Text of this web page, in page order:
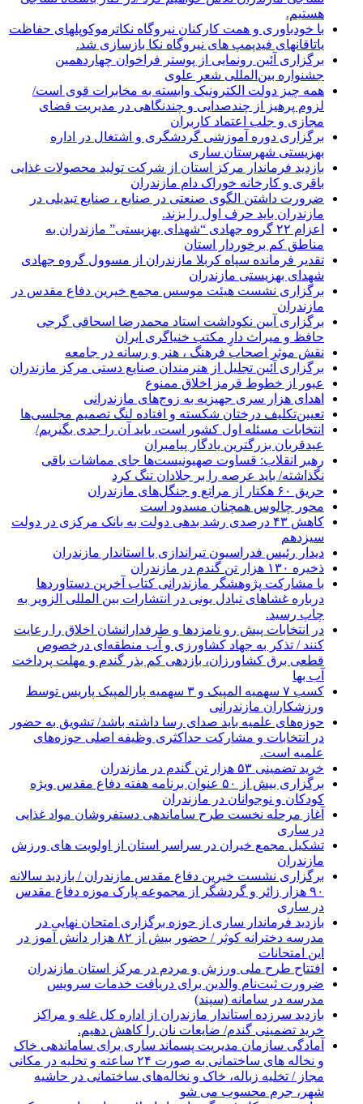
هستیم.
با خودباوری و همت کارکنان نیروگاه نکاترموکوپلهای حفاظت
یاتاقانهای فیدپمپ های نیروگاه نکا بازسازی شد.
برگزاری آئین رونمایی از پوستر فراخوان چهاردهمین
جشنواره بین‌المللی شعر علوی
همه چیز دولت الکترونیک وابسته به مخابرات قوی است/
لزوم پرهیز از چندصدایی و چندنگاهی در مدیریت فضای
مجازی و جلب اعتماد کاربران
برگزاری دوره آموزشی گردشگری و اشتغال در اداره
بهزیستی شهرستان ساری
بازدید فرماندار مرکز استان از شرکت تولید محصولات غذایی
باقری و کارخانه خوراک دام مازندران
ضرورت داشتن الگوی صنعتی در صنایع ، صنایع تبدیلی در
مازندران باید حرف اول را بزند.
اعزام ۲۲ گروه جهادی “شهدای بهزیستی” مازندران به
مناطق کم برخوردار استان
تقدیر فرمانده سپاه کربلا مازندران از مسوول گروه جهادی
شهدای بهزیستی مازندران
برگزاری نشست هیئت موسس مجمع خیرین دفاع مقدس در
مازندران
برگزاری آیین نکوداشت استاد محمدرضا اسحاقی گرجی
حافظ و میراث دارِ مکتب خنیاگری ایران
نقش موثر اصحاب فرهنگ ، هنر و رسانه در جامعه
برگزاری آئین تجلیل از هنرمندان صنایع دستی مرکز مازندران
عبور از خطوط قرمز اخلاق ممنوع
اهدای هزار سری جهیزیه به زوج‌های مازندرانی
تعیین‌تکلیف درختان شکسته و افتاده لنگ تصمیم مجلسی‌ها
انتخابات مسئله اول کشور است، باید آن را جدی بگیریم/
عیدقربان بزرگترین یادگار پیامبران
رهبر انقلاب: قساوت صهیونیست‌ها جای مماشات باقی
نگذاشته/ باید عرصه را بر جلادان تنگ کرد
حریق ۶۰ هکتار از مراتع و جنگل‌های مازندران
محور چالوس همچنان مسدود است
کاهش ۴۳ درصدی رشد بدهی دولت به بانک مرکزی در دولت
سیزدهم
دیدار رئیس فدراسیون تیراندازی با استاندار مازندران
ذخیره ۱۳۰ هزار تن گندم در مازندران
با مشارکت پژوهشگر مازندرانی كتاب آخرین دستاوردها
درباره غشاهای تبادل یونی در انتشارات بین المللی الزویر به
چاپ رسید.
در انتخابات پیش رو نامزدها و طرفدارانشان اخلاق را رعایت
کنند / تذکر به جهاد کشاورزی و آب منطقه‌ای درخصوص
قطعی برق کشاورزان، بازدهی کم بذر گندم و مهلت پرداخت
آب بها
کسب ۷ سهمیه المپیک و ۳ سهمیه پارالمپیک پاریس توسط
ورزشکاران مازندرانی
حوزه‌های علمیه باید صدای رسا داشته باشد/ تشویق به حضور
در انتخابات و مشارکت حداکثری وظیفه اصلی حوزه‌های
علمیه است.
خرید تضمینی ۵۳ هزار تن گندم در مازندران
برگزاری بیش از ۵۰ عنوان برنامه هفته دفاع مقدس ویژه
کودکان و نوجوانان در مازندران
آغاز مرحله نخست طرح ساماندهی دستفروشان مواد غذایی
در ساری
تشکیل مجمع خیران در سراسر استان از اولویت های ورزش
مازندران
برگزاری نشست خیرین دفاع مقدس مازندران / بازدید سالانه
۹۰ هزار زائر و گردشگر از مجموعه پارک موزه دفاع مقدس
در ساری
بازدید فرماندار ساری از حوزه برگزاری امتحان نهایی در
مدرسه دخترانه کوثر / حضور بیش از ۸۲ هزار دانش آموز در
این امتحانات
افتتاح طرح ملی ورزش و مردم در مرکز استان مازندران
ضرورت ثبت‌نام والدین برای دریافت خدمات سرویس
مدرسه در سامانه (سپند)
بازدید سرزده استاندار مازندران از اداره کل غله و مراکز
خرید تضمینی گندم/ ضایعات نان را کاهش دهیم.
آمادگی سازمان مدیریت پسماند ساری برای ساماندهی خاک
و نخاله های ساختمانی به صورت ۲۴ ساعته و تخلیه در مکانی
مجاز / تخلیه زباله، خاک و نخاله‌های ساختمانی در حاشیه
شهر، جرم محسوب می شو